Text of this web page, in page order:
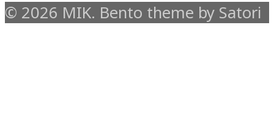
© 2026 MIK. Bento theme by Satori